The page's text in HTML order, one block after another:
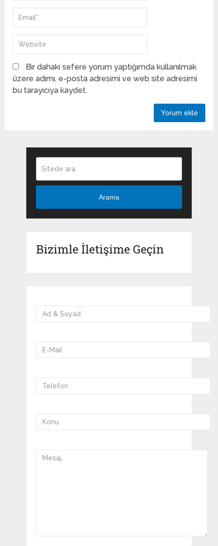
Bir dahaki sefere yorum yaptığımda kullanılmak
üzere adımı, e-posta adresimi ve web site adresimi
bu tarayıcıya kaydet.
Arama
Bizimle İletişime Geçin